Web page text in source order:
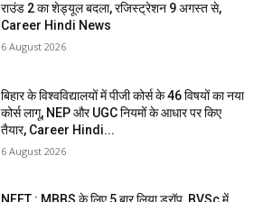
राउंड 2 का शेड्यूल बदला, रजिस्ट्रेशन 9 अगस्त से,
Career Hindi News
6 August 2026
बिहार के विश्वविद्यालयों में पीजी कोर्स के 46 विषयों का नया
कोर्स लागू, NEP और UGC नियमों के आधार पर किए
तैयार, Career Hindi...
6 August 2026